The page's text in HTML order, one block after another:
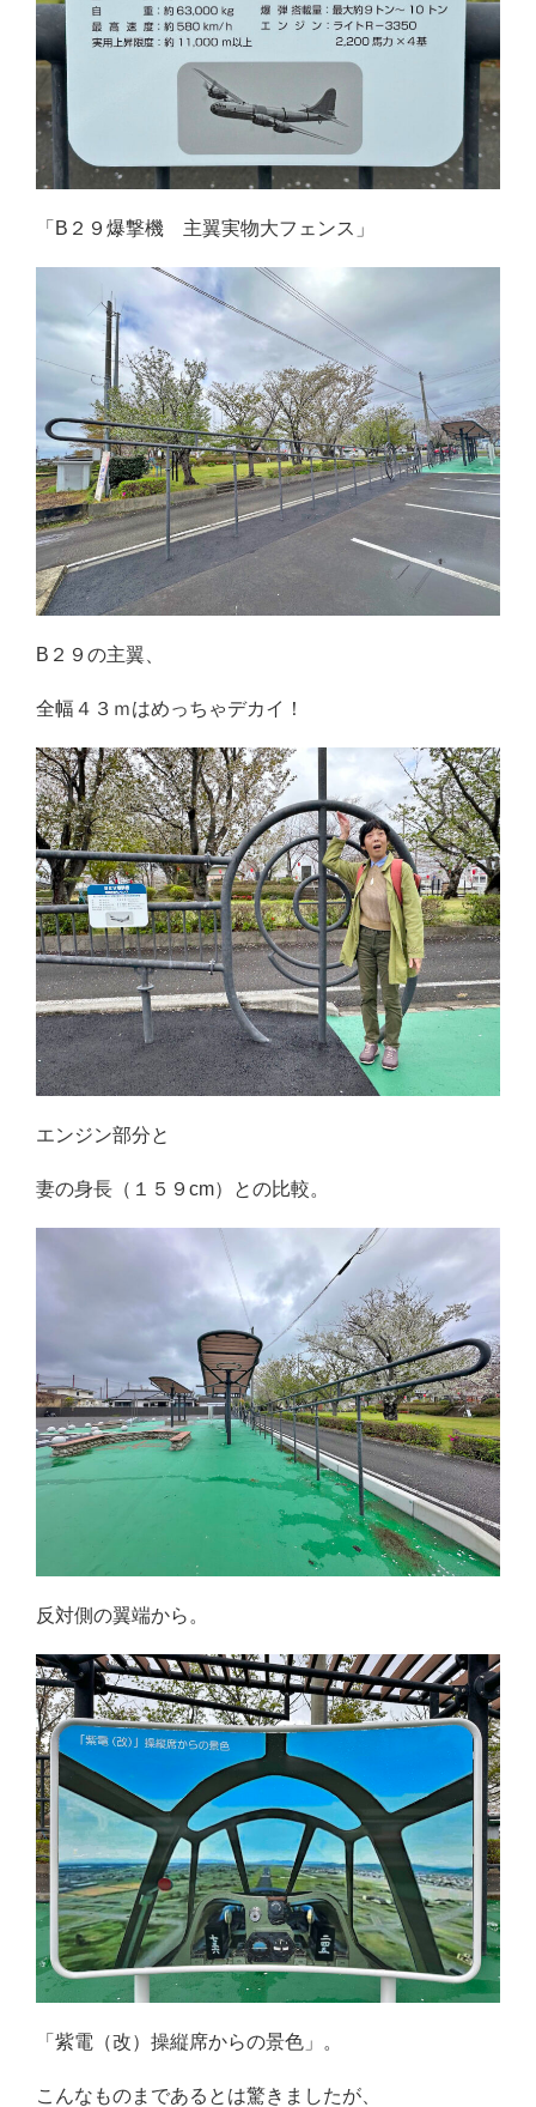
「B２９爆撃機 主翼実物大フェンス」
B２９の主翼、
全幅４３ｍはめっちゃデカイ！
エンジン部分と
妻の身長（１５９cm）との比較。
反対側の翼端から。
「紫電（改）操縦席からの景色」。
こんなものまであるとは驚きましたが、